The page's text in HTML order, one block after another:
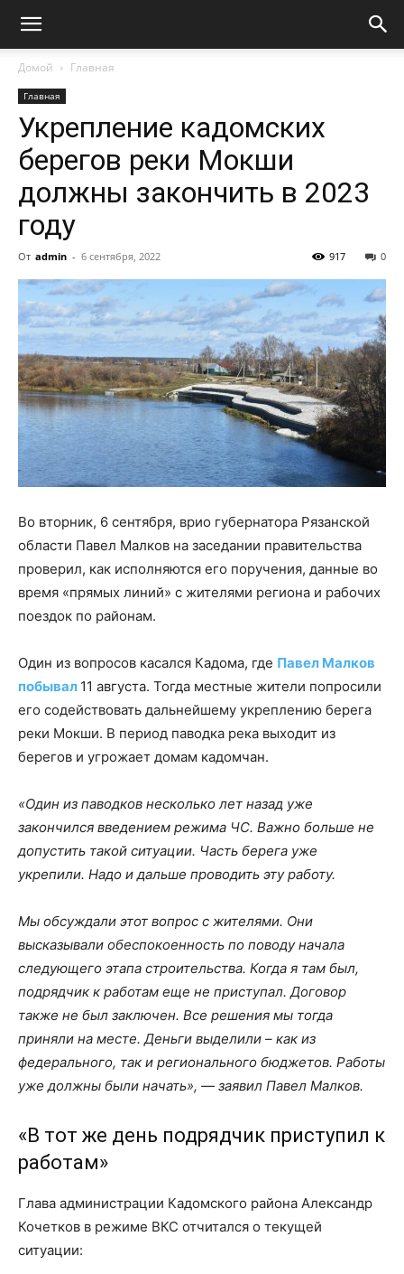
Домой Главная
Главная
Укрепление кадомских
берегов реки Мокши
должны закончить в 2023
году
От admin - 6 сентября, 2022 0
917
Во вторник, 6 сентября, врио губернатора Рязанской
области Павел Малков на заседании правительства
проверил, как исполняются его поручения, данные во
время «прямых линий» с жителями региона и рабочих
поездок по районам.
Один из вопросов касался Кадома, где Павел Малков
побывал 11 августа. Тогда местные жители попросили
его содействовать дальнейшему укреплению берега
реки Мокши. В период паводка река выходит из
берегов и угрожает домам кадомчан.
«Один из паводков несколько лет назад уже
закончился введением режима ЧС. Важно больше не
допустить такой ситуации. Часть берега уже
укрепили. Надо и дальше проводить эту работу.
Мы обсуждали этот вопрос с жителями. Они
высказывали обеспокоенность по поводу начала
следующего этапа строительства. Когда я там был,
подрядчик к работам еще не приступал. Договор
также не был заключен. Все решения мы тогда
приняли на месте. Деньги выделили – как из
федерального, так и регионального бюджетов. Работы
уже должны были начать», — заявил Павел Малков.
«В тот же день подрядчик приступил к
работам»
Глава администрации Кадомского района Александр
Кочетков в режиме ВКС отчитался о текущей
ситуации: